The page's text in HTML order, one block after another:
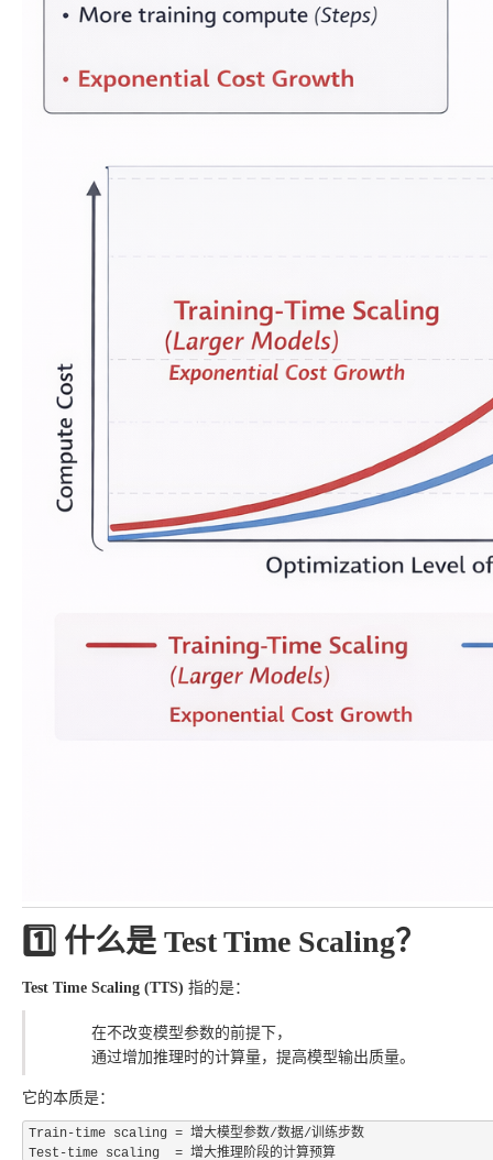
1️⃣ 什么是 Test Time Scaling？
Test Time Scaling (TTS) 指的是：
在不改变模型参数的前提下，
通过增加推理时的计算量，提高模型输出质量。
它的本质是：
Train-time scaling = 增大模型参数/数据/训练步数